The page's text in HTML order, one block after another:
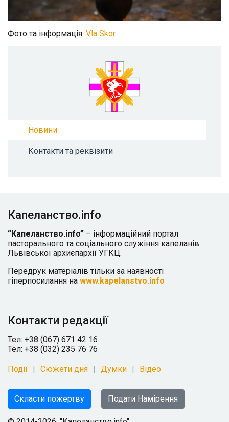
Фото та інформація: Vla Skor
Новини
Контакти та реквізити
Капеланство.info
“Капеланство.info” – інформаційний портал
пасторального та соціального служіння капеланів
Львівської архиєпархії УГКЦ.
Передрук матеріалів тільки за наявності
гіперпосилання на www.kapelanstvo.info
Контакти редакції
Тел: +38 (067) 671 42 16
Тел: +38 (032) 235 76 76
Події Сюжети дня Думки Відео
Скласти пожертву Подати Намірення